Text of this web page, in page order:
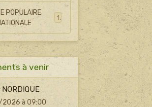
POPULAIRE
à venir
2026 à 09:00